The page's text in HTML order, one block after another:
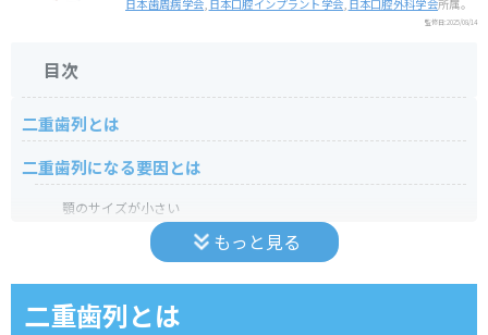
日本歯周病学会 日本口腔インプラント学会 日本口腔外科学会所属。
監修日:2025/08/14
目次
二重歯列とは
二重歯列になる要因とは
顎のサイズが小さい
乳歯が抜けるタイミングの遅れ
乳歯の早期脱落
もっと見る
二重歯列とは